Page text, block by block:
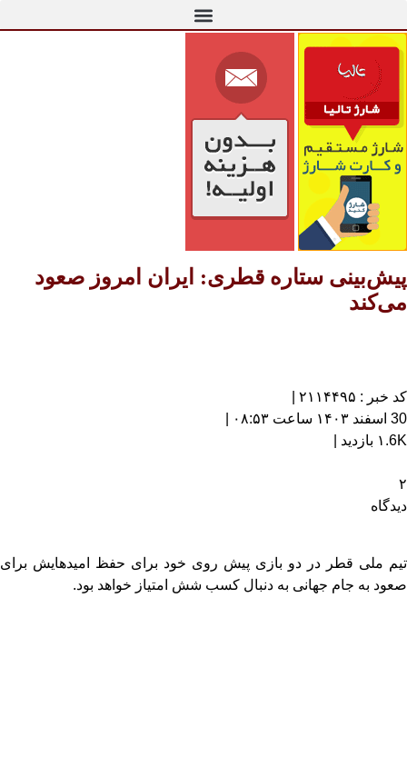
پیش‌بینی ستاره قطری: ایران امروز صعود
می‌کند
کد خبر : ۲۱۱۴۴۹۵ |
30 اسفند ۱۴۰۳ ساعت ۰۸:۵۳ |
۱.6K بازدید |
۲
دیدگاه
تیم ملی قطر در دو بازی پیش‌ روی خود برای حفظ امیدهایش برای
صعود به جام جهانی به دنبال کسب شش امتیاز خواهد بود.